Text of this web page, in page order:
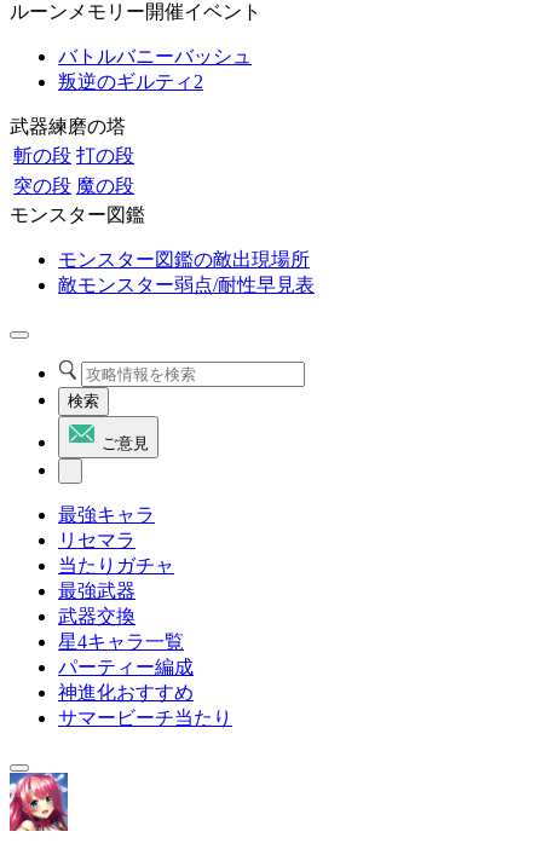
ルーンメモリー開催イベント
バトルバニーバッシュ
叛逆のギルティ2
武器練磨の塔
斬の段 打の段
突の段 魔の段
モンスター図鑑
モンスター図鑑の敵出現場所
敵モンスター弱点/耐性早見表
検索
ご意見
最強キャラ
リセマラ
当たりガチャ
最強武器
武器交換
星4キャラ一覧
パーティー編成
神進化おすすめ
サマービーチ当たり